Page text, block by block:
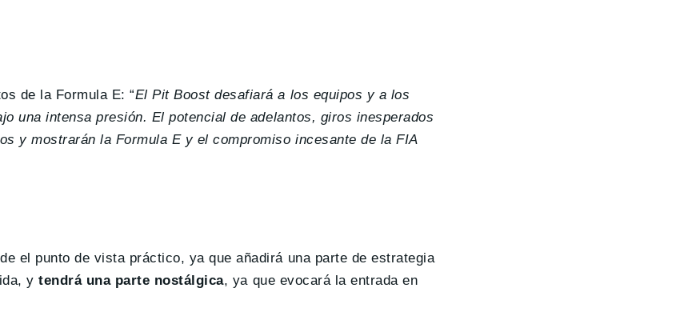
de la Formula E: “El Pit Boost desafiará a los equipos y a los
una intensa presión. El potencial de adelantos, giros inesperados
y mostrarán la Formula E y el compromiso incesante de la FIA
el punto de vista práctico, ya que añadirá una parte de estrategia
y tendrá una parte nostálgica, ya que evocará la entrada en